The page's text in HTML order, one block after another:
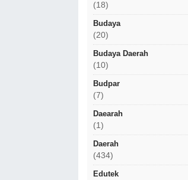
(18)
Budaya
(20)
Budaya Daerah
(10)
Budpar
(7)
Daearah
(1)
Daerah
(434)
Edutek